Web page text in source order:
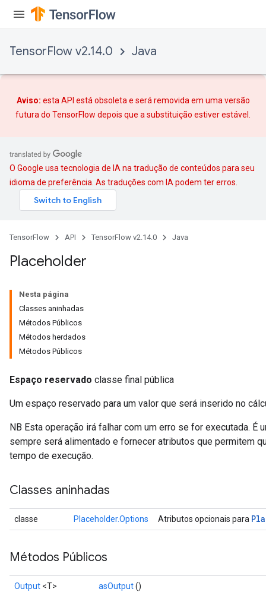
TensorFlow v2.14.0 Java
Aviso: esta API está obsoleta e será removida em uma versão
futura do TensorFlow depois que a substituição estiver estável.
O Google usa tecnologia de IA na tradução de conteúdos para seu
idioma de preferência. As traduções com IA podem ter erros.
TensorFlow API TensorFlow v2.14.0 Java
Placeholder
Nesta página
Classes aninhadas
Métodos Públicos
Métodos herdados
Métodos Públicos
Espaço reservado classe final pública
Um espaço reservado para um valor que será inserido no
NB Esta operação irá falhar com um erro se for executada. É
sempre será alimentado e fornecer atributos que permitem
tempo de execução.
Classes aninhadas
classe Placeholder.Options Atributos opcionais para
Métodos Públicos
Output <T> asOutput()